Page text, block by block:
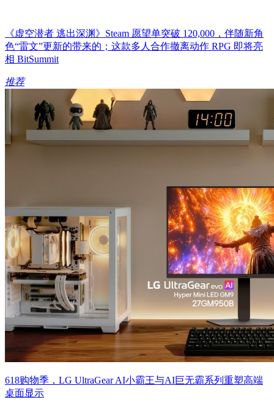
《虚空潜者 逃出深渊》Steam 愿望单突破 120,000，伴随新角
色“雷文”更新的带来的；这款多人合作撤离动作 RPG 即将亮
相 BitSummit
推荐
618购物季，LG UltraGear AI小霸王与AI巨无霸系列重塑高端
桌面显示